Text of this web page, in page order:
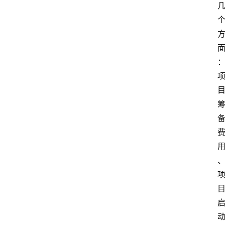
几
个
方
面
：
项
目
筹
备
费
用
、
项
目
启
动